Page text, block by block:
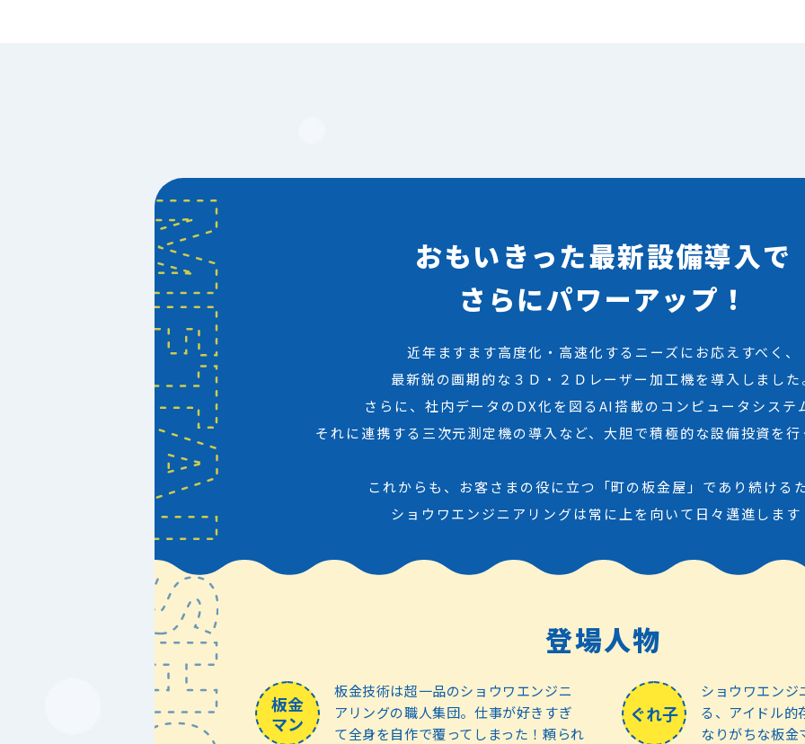
おもいきった最新設備導入で
さらにパワーアップ！
近年ますます高度化・高速化するニーズにお応えすべく、
最新鋭の画期的な３Ｄ・２Ｄレーザー加工機を導入しまし
さらに、社内データのDX化を図るAI搭載のコンピュータシステ
それに連携する三次元測定機の導入など、大胆で積極的な設備投資を
これからも、お客さまの役に立つ「町の板金屋」であり続ける
ショウワエンジニアリングは常に上を向いて日々邁進しま
登場人物
板金
マン
板金技術は超一品のショウワエンジニ
アリングの職人集団。仕事が好きすぎ
て全身を自作で覆ってしまった！頼られ
ぐれ子
ショウワエンジ
る、アイドル的
なりがちな板